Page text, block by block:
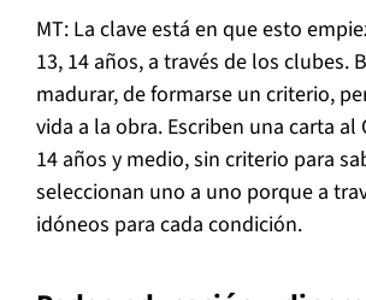
MT: La clave está en que esto
13, 14 años, a través de los clubes.
madurar, de formarse un criterio,
vida a la obra. Escriben una carta
14 años y medio, sin criterio para
seleccionan uno a uno porque a
idóneos para cada condición.